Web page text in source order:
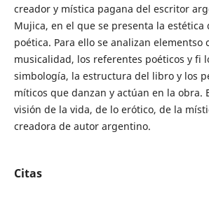
creador y mística pagana del escritor
Mujica, en el que se presenta la estética
poética. Para ello se analizan elementso
musicalidad, los referentes poéticos y fi
simbología, la estructura del libro y los
míticos que danzan y actúan en la obra.
visión de la vida, de lo erótico, de la
creadora de autor argentino.
Citas